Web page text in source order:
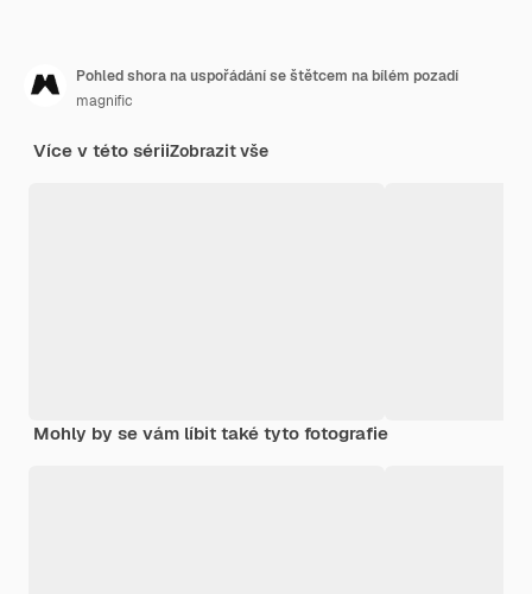
Pohled shora na uspořádání se štětcem na bílém pozadí
magnific
Více v této sériiZobrazit vše
Mohly by se vám líbit také tyto fotografie